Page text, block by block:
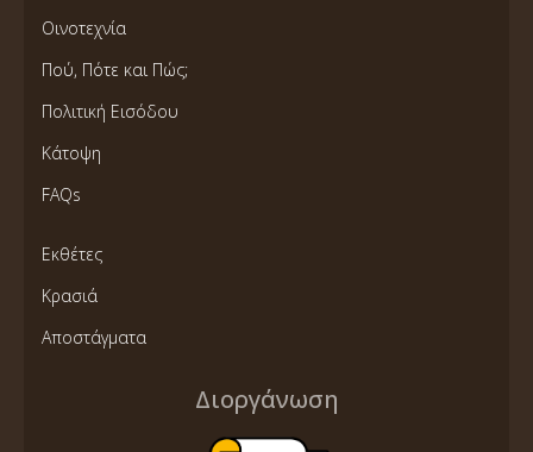
Οινοτεχνία
Πού, Πότε και Πώς;
Πολιτική Εισόδου
Κάτοψη
FAQs
Εκθέτες
Κρασιά
Αποστάγματα
Διοργάνωση